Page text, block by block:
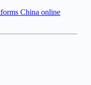
China online